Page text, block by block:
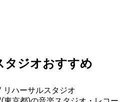
タジオおすすめ
リハーサルスタジオ